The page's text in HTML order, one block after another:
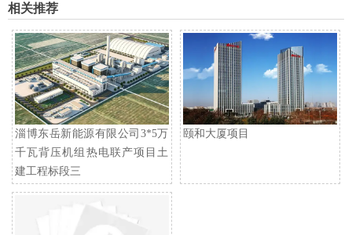
相关推荐
淄博东岳新能源有限公司3*5万
千瓦背压机组热电联产项目土
建工程标段三
颐和大厦项目